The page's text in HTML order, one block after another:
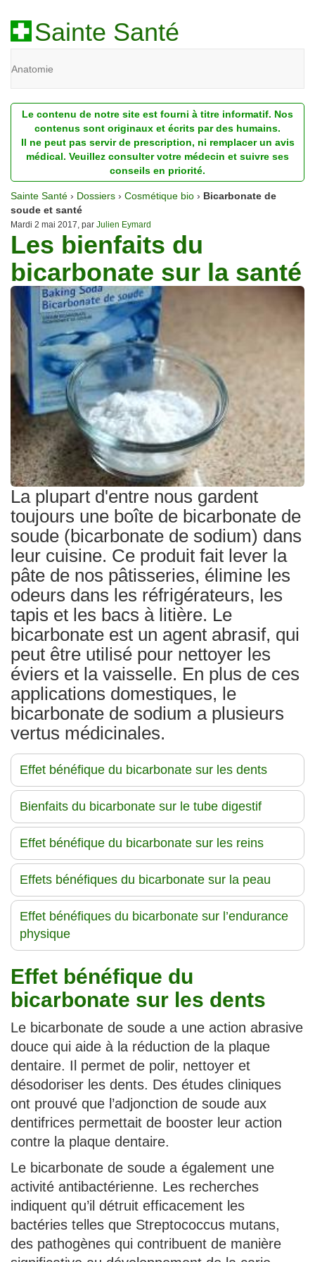
Sainte Santé
Anatomie
Diagnostic
Dossiers
Homéopathie
Nutrition
Pathologie
Psychologie
Recherches
Traitements
Le contenu de notre site est fourni à titre informatif. Nos
contenus sont originaux et écrits par des humains.
Il ne peut pas servir de prescription, ni remplacer un avis
médical. Veuillez consulter votre médecin et suivre ses
conseils en priorité.
Sainte Santé › Dossiers › Cosmétique bio › Bicarbonate de
soude et santé
Mardi 2 mai 2017, par Julien Eymard
Les bienfaits du
bicarbonate sur la santé
La plupart d'entre nous gardent
toujours une boîte de bicarbonate de
soude (bicarbonate de sodium) dans
leur cuisine. Ce produit fait lever la
pâte de nos pâtisseries, élimine les
odeurs dans les réfrigérateurs, les
tapis et les bacs à litière. Le
bicarbonate est un agent abrasif, qui
peut être utilisé pour nettoyer les
éviers et la vaisselle. En plus de ces
applications domestiques, le
bicarbonate de sodium a plusieurs
vertus médicinales.
Effet bénéfique du bicarbonate sur les dents
Bienfaits du bicarbonate sur le tube digestif
Effet bénéfique du bicarbonate sur les reins
Effets bénéfiques du bicarbonate sur la peau
Effet bénéfiques du bicarbonate sur l’endurance
physique
Effet bénéfique du
bicarbonate sur les dents
Le bicarbonate de soude a une action abrasive
douce qui aide à la réduction de la plaque
dentaire. Il permet de polir, nettoyer et
désodoriser les dents. Des études cliniques
ont prouvé que l’adjonction de soude aux
dentifrices permettait de booster leur action
contre la plaque dentaire.
Le bicarbonate de soude a également une
activité antibactérienne. Les recherches
indiquent qu’il détruit efficacement les
bactéries telles que Streptococcus mutans,
des pathogènes qui contribuent de manière